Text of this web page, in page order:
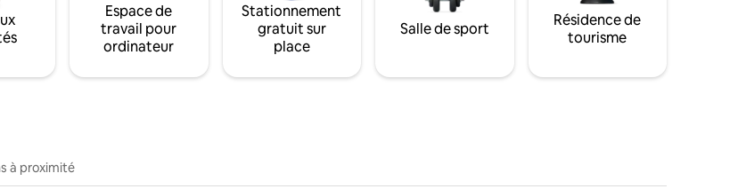
Espace de
travail pour
ordinateur
Stationnement
gratuit sur
place
Salle de sport
Résidence de
tourisme
à proximité